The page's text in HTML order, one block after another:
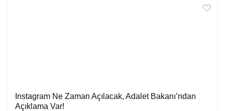
Instagram Ne Zaman Açılacak, Adalet Bakanı’ndan
Açıklama Var!